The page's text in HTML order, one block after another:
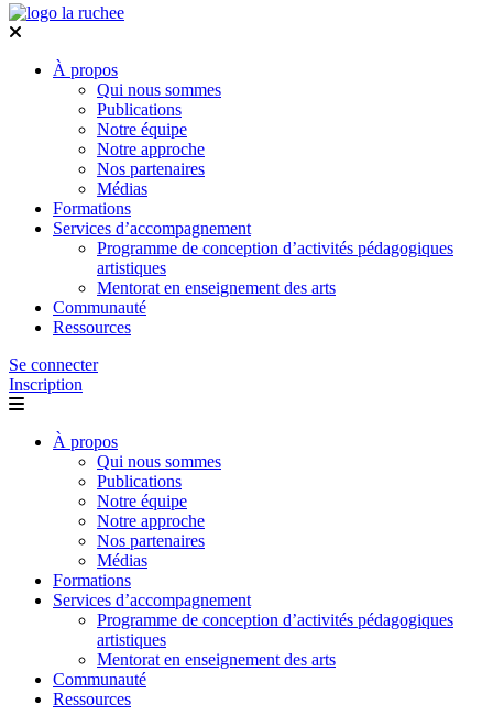
À propos
Qui nous sommes
Publications
Notre équipe
Notre approche
Nos partenaires
Médias
Formations
Services d’accompagnement
Programme de conception d’activités pédagogiques
artistiques
Mentorat en enseignement des arts
Communauté
Ressources
Se connecter
Inscription
À propos
Qui nous sommes
Publications
Notre équipe
Notre approche
Nos partenaires
Médias
Formations
Services d’accompagnement
Programme de conception d’activités pédagogiques
artistiques
Mentorat en enseignement des arts
Communauté
Ressources